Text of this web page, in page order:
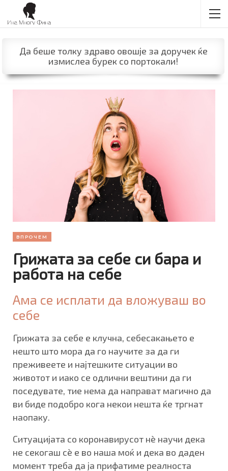
Да беше толку здраво овошје за доручек ќе
измислеа бурек со портокали!
ВПРОЧЕМ
Грижата за себе си бара и
работа на себе
Ама се исплати да вложуваш во
себе
Грижата за себе е клучна, себесакањето е
нешто што мора да го научите за да ги
преживеете и најтешките ситуации во
животот и иако се одлични вештини да ги
поседувате, тие нема да направат магично да
ви биде подобро кога некои нешта ќе тргнат
наопаку.
Ситуацијата со коронавирусот нè научи дека
не секогаш сè е во наша моќ и дека во даден
момент треба да ја прифатиме реалноста